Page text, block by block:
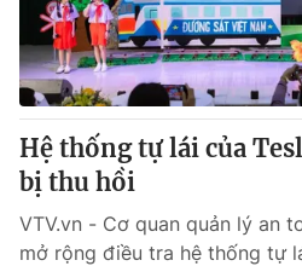
Hệ thống tự lái của
bị thu hồi
VTV.vn - Cơ quan quản lý an
mở rộng điều tra hệ thống tự